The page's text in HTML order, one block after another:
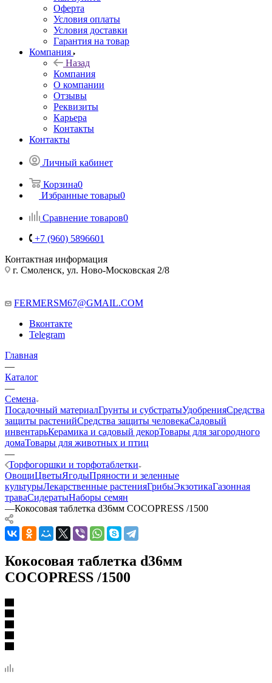
Оферта
Условия оплаты
Условия доставки
Гарантия на товар
Компания
Назад
Компания
О компании
Отзывы
Реквизиты
Карьера
Контакты
Контакты
Личный кабинет
Корзина0
Избранные товары0
Сравнение товаров0
+7 (960) 5896601
Контактная информация
г. Смоленск, ул. Ново-Московская 2/8
FERMERSM67@GMAIL.COM
Вконтакте
Telegram
Главная
—
Каталог
—
Семена
Посадочный материалГрунты и субстратыУдобренияСредства
защиты растенийСредства защиты человекаСадовый
инвентарьКерамика и садовый декорТовары для загородного
домаТовары для животных и птиц
—
Торфогоршки и торфотаблетки
ОвощиЦветыЯгодыПряности и зеленные
культурыЛекарственные растенияГрибыЭкзотикаГазонная
траваСидератыНаборы семян
—Кокосовая таблетка d36мм COCOPRESS /1500
Кокосовая таблетка d36мм
COCOPRESS /1500